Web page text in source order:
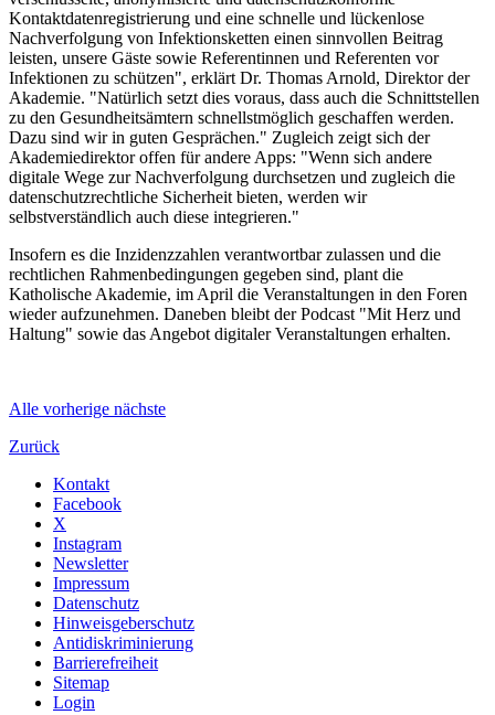
Kontaktdatenregistrierung und eine schnelle und lückenlose
Nachverfolgung von Infektionsketten einen sinnvollen Beitrag
leisten, unsere Gäste sowie Referentinnen und Referenten vor
Infektionen zu schützen", erklärt Dr. Thomas Arnold, Direktor der
Akademie. "Natürlich setzt dies voraus, dass auch die Schnittstellen
zu den Gesundheitsämtern schnellstmöglich geschaffen werden.
Dazu sind wir in guten Gesprächen." Zugleich zeigt sich der
Akademiedirektor offen für andere Apps: "Wenn sich andere
digitale Wege zur Nachverfolgung durchsetzen und zugleich die
datenschutzrechtliche Sicherheit bieten, werden wir
selbstverständlich auch diese integrieren."
Insofern es die Inzidenzzahlen verantwortbar zulassen und die
rechtlichen Rahmenbedingungen gegeben sind, plant die
Katholische Akademie, im April die Veranstaltungen in den Foren
wieder aufzunehmen. Daneben bleibt der Podcast "Mit Herz und
Haltung" sowie das Angebot digitaler Veranstaltungen erhalten.
Alle vorherige nächste
Zurück
Kontakt
Facebook
X
Instagram
Newsletter
Impressum
Datenschutz
Hinweisgeberschutz
Antidiskriminierung
Barrierefreiheit
Sitemap
Login